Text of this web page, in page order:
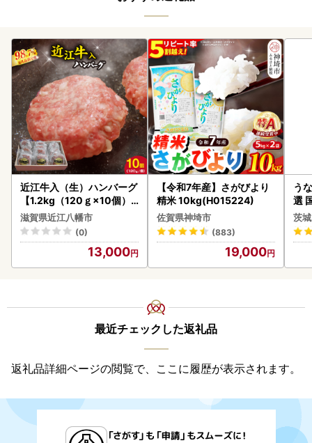
近江牛入（生）ハンバーグ
【1.2kg（120ｇ×10個）
】【AG09W】
滋賀県近江八幡市
(0)
13,000
【令和7年産】さがびより
精米 10kg(H015224)
佐賀県神埼市
(883)
19,000
う
選
付
あ
人
茨
最近チェックした返礼品
返礼品詳細ページの閲覧で、ここに履歴が表示されます。